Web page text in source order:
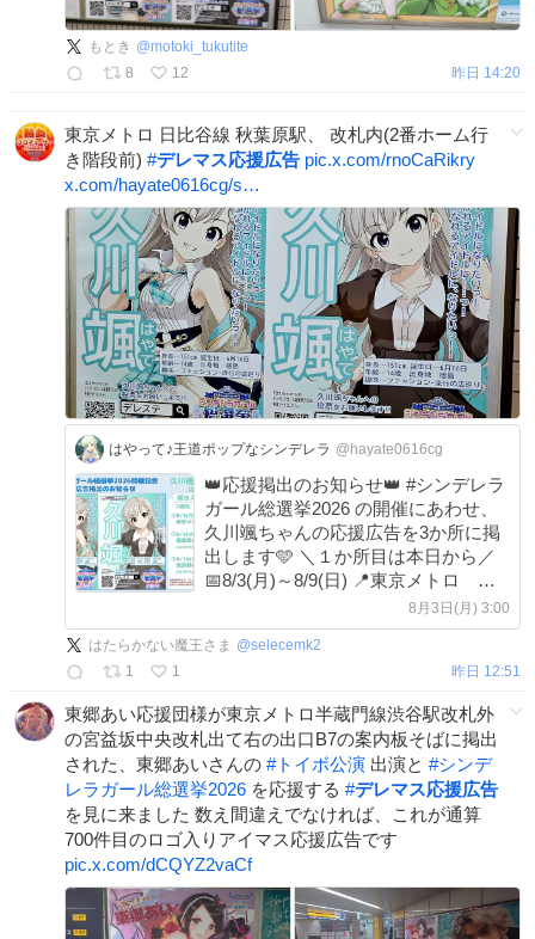
もとき @motoki_tukutite
8
12 昨日 14:20
東京メトロ 日比谷線 秋葉原駅、 改札内(2番ホーム行
き階段前) #デレマス応援広告 pic.x.com/rnoCaRikry
x.com/hayate0616cg/s…
はやって♪王道ポップなシンデレラ @hayate0616cg
👑応援掲出のお知らせ👑 #シンデレラ
ガール総選挙2026 の開催にあわせ、
久川颯ちゃんの応援広告を3か所に掲
出します🩵 ＼１か所目は本日から／
📅8/3(月)～8/9(日) 📍東京メトロ 秋
ください！ #デレステ応援広告 #久川
颯
8月3日(月) 3:00
はたらかない魔王さま @selecemk2
1
1 昨日 12:51
東郷あい応援団様が東京メトロ半蔵門線渋谷駅改札外
の宮益坂中央改札出て右の出口B7の案内板そばに掲出
された、東郷あいさんの #トイボ公演 出演と #シンデ
レラガール総選挙2026 を応援する #デレマス応援広告
を見に来ました 数え間違えでなければ、これが通算
700件目のロゴ入りアイマス応援広告です
pic.x.com/dCQYZ2vaCf